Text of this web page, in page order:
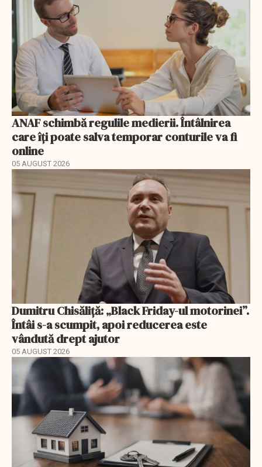
ANAF schimbă regulile medierii. Întâlnirea
care îți poate salva temporar conturile va fi
online
05 AUGUST 2026
Dumitru Chisăliță: „Black Friday-ul motorinei”.
Întâi s-a scumpit, apoi reducerea este
vândută drept ajutor
05 AUGUST 2026